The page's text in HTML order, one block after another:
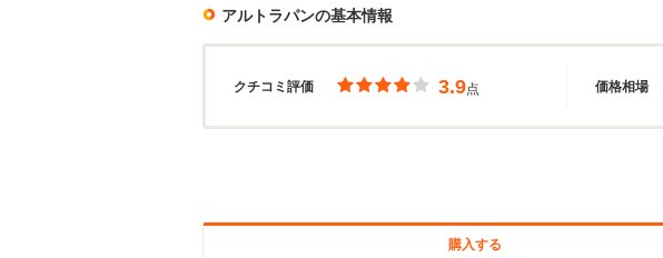
アルトラパンの基本情報
クチコミ評価 価格相場
3.9点
購入する